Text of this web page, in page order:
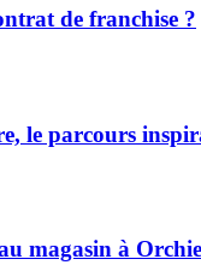
de franchise ?
le parcours
magasin à